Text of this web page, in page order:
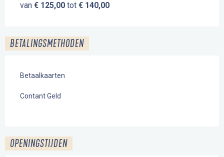
van € 125,00 tot € 140,00
BETALINGSMETHODEN
Betaalkaarten
Contant Geld
OPENINGSTIJDEN